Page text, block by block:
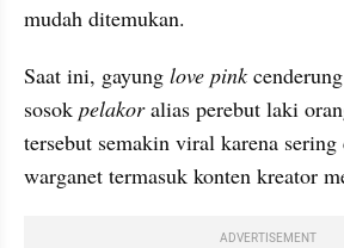
mudah ditemukan.
Saat ini, gayung love pink
sosok pelakor alias perebut laki
tersebut semakin viral karena
warganet termasuk konten kreator
ADVERTISEMENT